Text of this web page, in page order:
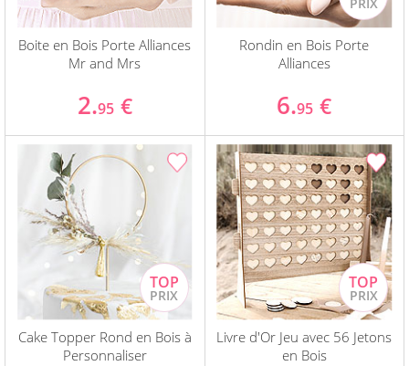
Boite en Bois Porte Alliances
Mr and Mrs
2.95 €
Rondin en Bois Porte
Alliances
6.95 €
Cake Topper Rond en Bois à
Personnaliser
Livre d'Or Jeu avec 56 Jetons
en Bois